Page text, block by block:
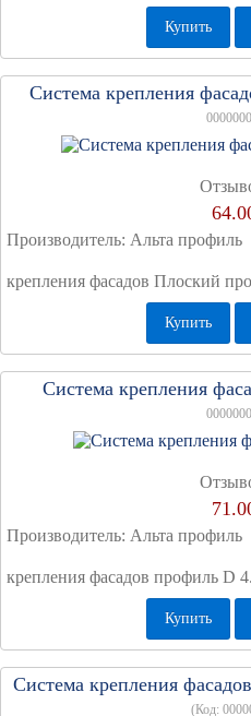
Купить
Система крепления
Производитель: Альта профиль
крепления фасадов Плоский
Купить
Система крепления
Производитель: Альта профиль
крепления фасадов профиль D
Купить
Система крепления
(Код: